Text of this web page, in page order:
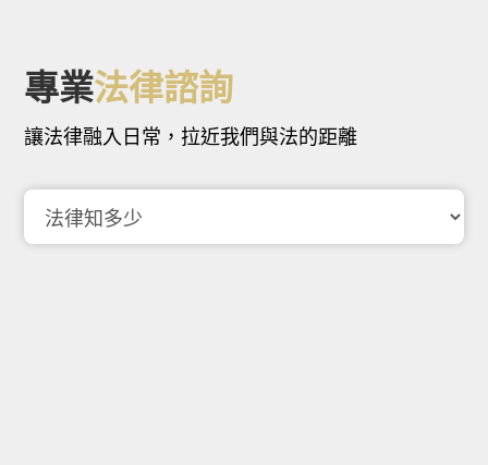
專業法律諮詢
讓法律融入日常，拉近我們與法的距離